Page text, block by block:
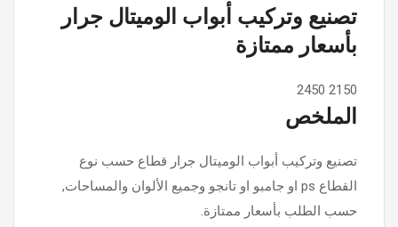
تصنيع وتركيب أبواب الوميتال جرار
بأسعار ممتازة
2150
2450
الملخص
تصنيع وتركيب أبواب الوميتال جرار قطاع حسب نوع
القطاع ps او جامبو او تانجو وجميع الألوان والمساحات,
حسب الطلب بأسعار ممتازة.